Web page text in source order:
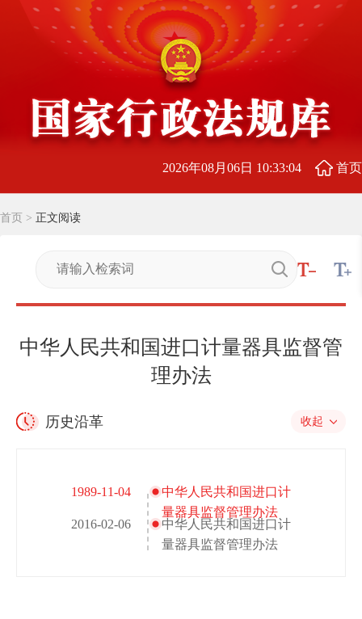
2026年08月06日 10:33:05 首页
首页 > 正文阅读
中华人民共和国进口计量器具监督管
理办法
历史沿革 收起
1989-11-04
2016-02-06
中华人民共和国进口计
量器具监督管理办法
中华人民共和国进口计
量器具监督管理办法